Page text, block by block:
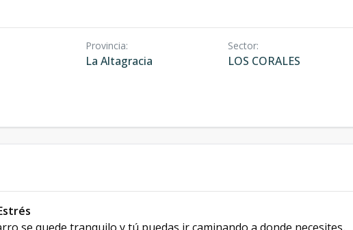
Provincia:
La Altagracia
Sector:
LOS CORALES